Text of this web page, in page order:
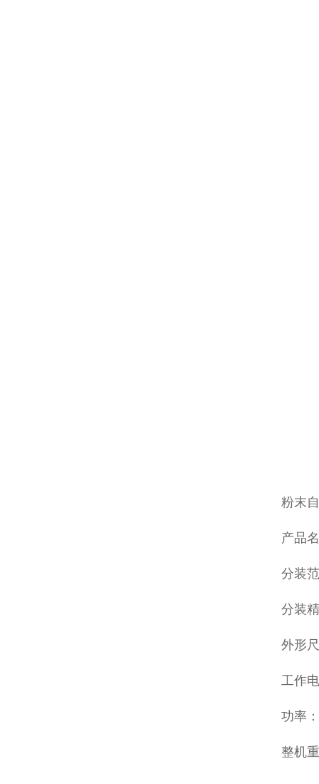
粉末
产品
分装
分装
外形
工作
功率
整机